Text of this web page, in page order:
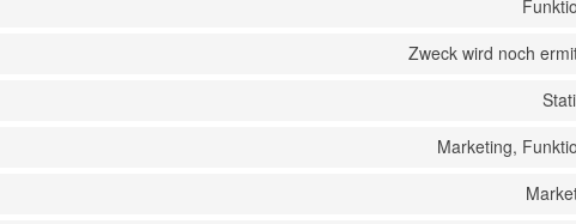
Zweck wird noch
Marketing,